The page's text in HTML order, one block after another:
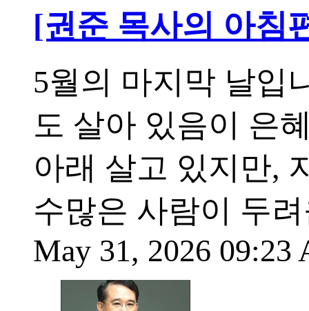
[권준 목사의 아침
5월의 마지막 날입
도 살아 있음이 은
아래 살고 있지만,
수많은 사람이 두
May 31, 2026 09:23